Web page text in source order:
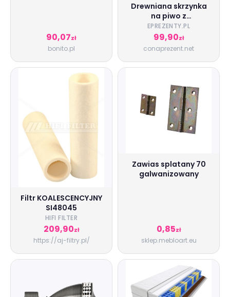
90,07zł
bonito.pl
Drewniana skrzynka
na piwo z
otwieraczem - Zapasy
Taty
EPREZENTY.PL
99,90zł
conaprezent.net
Filtr KOALESCENCYJNY
SI48045
HIFI FILTER
209,90zł
https://aj-filtry.pl/
Zawias splatany 70
galwanizowany
0,85zł
sklep.mebloart.eu